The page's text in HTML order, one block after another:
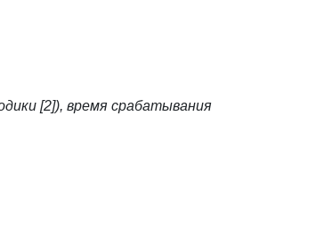
[2]), время срабатывания